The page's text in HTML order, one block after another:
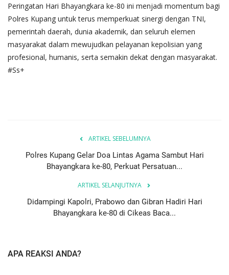
Peringatan Hari Bhayangkara ke-80 ini menjadi momentum bagi
Polres Kupang untuk terus memperkuat sinergi dengan TNI,
pemerintah daerah, dunia akademik, dan seluruh elemen
masyarakat dalam mewujudkan pelayanan kepolisian yang
profesional, humanis, serta semakin dekat dengan masyarakat.
#Ss+
ARTIKEL SEBELUMNYA
Polres Kupang Gelar Doa Lintas Agama Sambut Hari
Bhayangkara ke-80, Perkuat Persatuan...
ARTIKEL SELANJUTNYA
Didampingi Kapolri, Prabowo dan Gibran Hadiri Hari
Bhayangkara ke-80 di Cikeas Baca...
APA REAKSI ANDA?